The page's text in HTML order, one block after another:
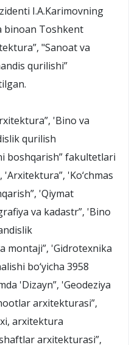
I.A.Karimovning
binoan Toshkent
"Sanoat va
qurilishi”
'Bino va
qurilish
boshqarish” fakultetlari
'Arxitektura”, 'Ko‘chmas
'Qiymat
va kadastr”, 'Bino
montaji”, 'Gidrotexnika
bo‘yicha 3958
'Dizayn”, 'Geodeziya
arxitekturasi”,
arxitektura
arxitekturasi”,